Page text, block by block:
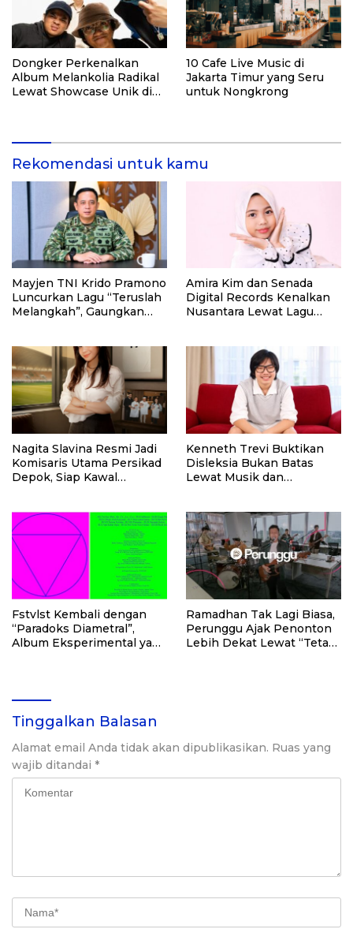
Dongker Perkenalkan
Album Melankolia Radikal
Lewat Showcase Unik di
10 Cafe Live Music di
Jakarta Timur yang Seru
untuk Nongkrong
Rekomendasi untuk kamu
Mayjen TNI Krido Pramono
Luncurkan Lagu “Teruslah
Melangkah”, Gaungkan
Amira Kim dan Senada
Digital Records Kenalkan
Nusantara Lewat Lagu
Nagita Slavina Resmi Jadi
Komisaris Utama Persikad
Depok, Siap Kawal
Kenneth Trevi Buktikan
Disleksia Bukan Batas
Lewat Musik dan
Fstvlst Kembali dengan
“Paradoks Diametral”,
Album Eksperimental yang
Ramadhan Tak Lagi Biasa,
Perunggu Ajak Penonton
Lebih Dekat Lewat “Tetap
Tinggalkan Balasan
Alamat email Anda tidak akan dipublikasikan. Ruas yang
wajib ditandai *